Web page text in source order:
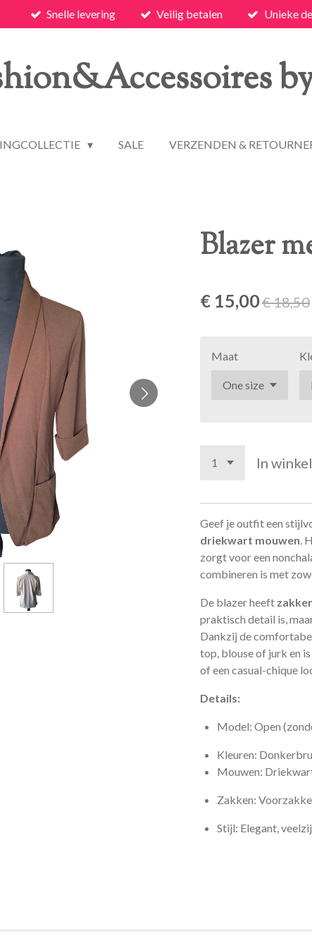
Snelle levering Veilig betalen Unieke
SALE VERZENDEN &
Blazer
€ 15,00€ 18,50
Maat
In
Geef je outfit een
driekwart mouwen .
zorgt voor een
combineren is met
De blazer heeft
praktisch detail is,
Dankzij de
top, blouse of jurk en
of een casual-chique
Details:
Model: Open
Kleuren:
Mouwen:
Zakken:
Stijl: Elegant,